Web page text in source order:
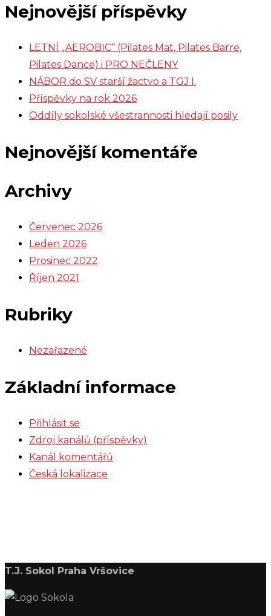
Nejnovější příspěvky
LETNÍ „AEROBIC“ (Pilates Mat, Pilates Barre,
Pilates Dance) i PRO NEČLENY
NÁBOR do SV starší žactvo a TGJ I.
Příspěvky na rok 2026
Oddíly sokolské všestrannosti hledají posily
Nejnovější komentáře
Archivy
Červenec 2026
Leden 2026
Prosinec 2022
Říjen 2021
Rubriky
Nezařazené
Základní informace
Přihlásit se
Zdroj kanálů (příspěvky)
Kanál komentářů
Česká lokalizace
T.J. Sokol Praha Vršovice